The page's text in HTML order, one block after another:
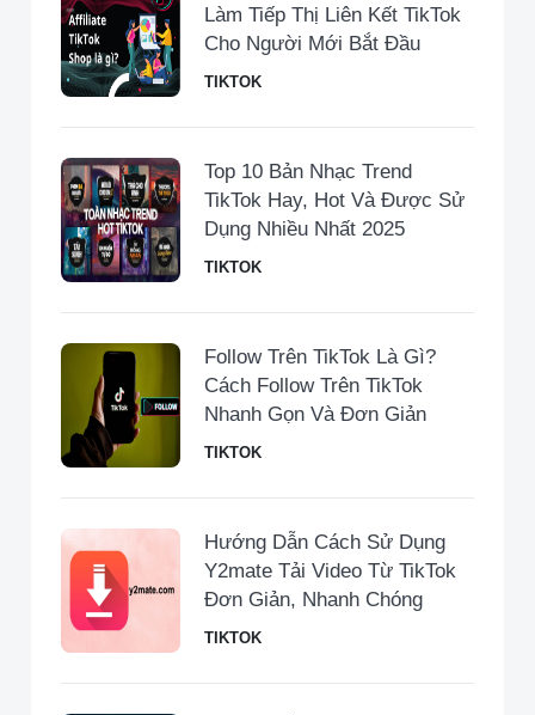
Làm Tiếp Thị Liên Kết TikTok
Cho Người Mới Bắt Đầu
TIKTOK
Top 10 Bản Nhạc Trend
TikTok Hay, Hot Và Được Sử
Dụng Nhiều Nhất 2025
TIKTOK
Follow Trên TikTok Là Gì?
Cách Follow Trên TikTok
Nhanh Gọn Và Đơn Giản
TIKTOK
Hướng Dẫn Cách Sử Dụng
Y2mate Tải Video Từ TikTok
Đơn Giản, Nhanh Chóng
TIKTOK